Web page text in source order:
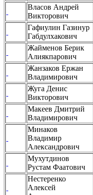
Власов Андрей
Викторович
Гафиулин Газинур
Габдулхакович
Жайменов Берик
Алиякпарович
Жанзаков Ержан
Владимирович
Жуга Денис
Викторович
Макеев Дмитрий
Владимирович
Минаков
Владимир
Александрович
Мухутдинов
Рустам Фаатович
Нестеренко
Алексей